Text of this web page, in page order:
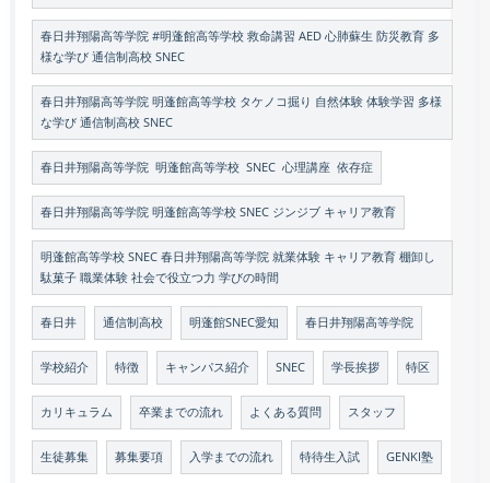
春日井翔陽高等学院 #明蓬館高等学校 救命講習 AED 心肺蘇生 防災教育 多
様な学び 通信制高校 SNEC
春日井翔陽高等学院 明蓬館高等学校 タケノコ掘り 自然体験 体験学習 多様
な学び 通信制高校 SNEC
春日井翔陽高等学院 明蓬館高等学校 SNEC 心理講座 依存症
春日井翔陽高等学院 明蓬館高等学校 SNEC ジンジブ キャリア教育
明蓬館高等学校 SNEC 春日井翔陽高等学院 就業体験 キャリア教育 棚卸し
駄菓子 職業体験 社会で役立つ力 学びの時間
春日井 通信制高校 明蓬館SNEC愛知 春日井翔陽高等学院
学校紹介 特徴 キャンパス紹介 SNEC 学長挨拶 特区
カリキュラム 卒業までの流れ よくある質問 スタッフ
生徒募集 募集要項 入学までの流れ 特待生入試 GENKI塾